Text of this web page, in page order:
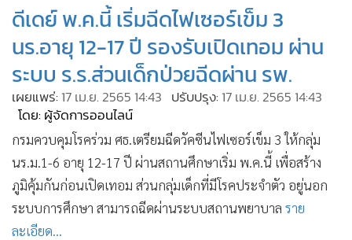
• การเมือง
• ท่องเที่ยว
• กีฬา
• ต่างประเทศ
Special Scoop
• เศรษฐกิจ-ธุรกิจ
จีน
•
ชุมชน-คุณภาพชีวิต
อาชญากรรม
ดีเดย์ พ.ค.นี้ เริ่มฉีดไฟเซอร์เข็ม 3
นร.อายุ 12-17 ปี รองรับเปิดเทอม ผ่าน
ระบบ ร.ร.ส่วนเด็กป่วยฉีดผ่าน รพ.
เผยแพร่: 17 เม.ย. 2565 14:43 ปรับปรุง: 17 เม.ย. 2565 14:43
โดย: ผู้จัดการออนไลน์
กรมควบคุมโรคร่วม ศธ.เตรียมฉีดวัคซีนไฟเซอร์เข็ม 3 ให้กลุ่ม
นร.ม.1-6 อายุ 12-17 ปี ผ่านสถานศึกษาเริ่ม พ.ค.นี้ เพื่อสร้าง
ภูมิคุ้มกันก่อนเปิดเทอม ส่วนกลุ่มเด็กที่มีโรคประจำตัว อยู่นอก
ระบบการศึกษา สามารถฉีดผ่านระบบสถานพยาบาล ราย
ละเอียด...